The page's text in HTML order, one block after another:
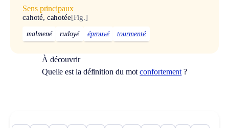
Sens principaux
cahoté, cahotée[Fig.]
malmené rudoyé éprouvé tourmenté
À découvrir
Quelle est la définition du motconfortement ?